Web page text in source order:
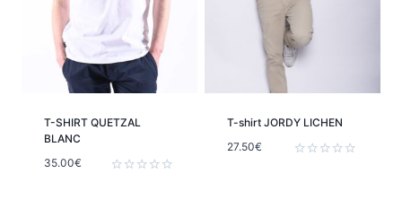
T-SHIRT QUETZAL
BLANC
35.00€
T-shirt JORDY LICHEN
27.50€